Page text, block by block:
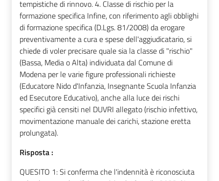
tempistiche di rinnovo. 4. Classe di rischio per la
formazione specifica Infine, con riferimento agli obblighi
di formazione specifica (D.Lgs. 81/2008) da erogare
preventivamente a cura e spese dell'aggiudicatario, si
chiede di voler precisare quale sia la classe di "rischio"
(Bassa, Media o Alta) individuata dal Comune di
Modena per le varie figure professionali richieste
(Educatore Nido d'Infanzia, Insegnante Scuola Infanzia
ed Esecutore Educativo), anche alla luce dei rischi
specifici già censiti nel DUVRI allegato (rischio infettivo,
movimentazione manuale dei carichi, stazione eretta
prolungata).
Risposta :
QUESITO 1: Si conferma che l'indennità è riconosciuta